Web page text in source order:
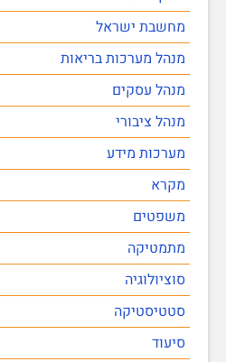
מחשבת ישראל
מנהל מערכות בריאות
מנהל עסקים
מנהל ציבורי
מערכות מידע
מקרא
משפטים
מתמטיקה
סוציולוגיה
סטטיסטיקה
סיעוד